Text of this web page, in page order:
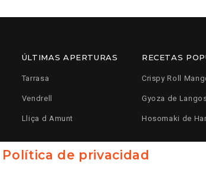
ÚLTIMAS APERTURAS
Tarrasa
Vendrell
Lliça d Amunt
RECETAS
Crispy Roll
Gyoza de
Hosomaki de
Política de privacidad